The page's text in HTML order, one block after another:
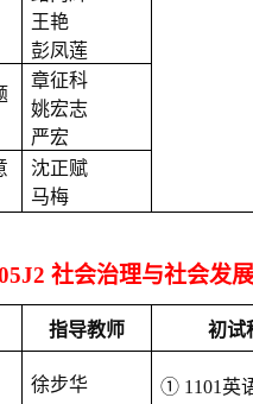
王艳
彭凤莲
章征科
姚宏志
严宏
沈正赋
马梅
社会治理与社会发
指导教师 初试
徐步华
① 1101英